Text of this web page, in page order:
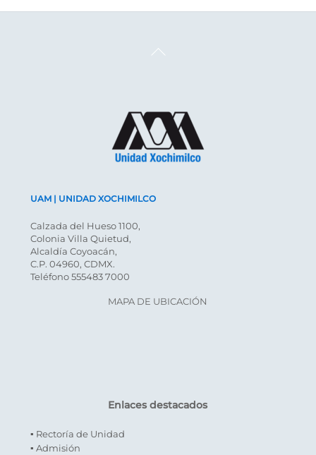
Back
UAM | UNIDAD XOCHIMILCO
Calzada del Hueso 1100,
Colonia Villa Quietud,
Alcaldía Coyoacán,
C.P. 04960, CDMX.
Teléfono 555483 7000
MAPA DE UBICACIÓN
Enlaces destacados
▪ Rectoría de Unidad
▪ Admisión